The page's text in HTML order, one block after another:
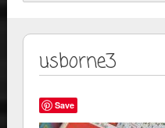
usborne3
Save